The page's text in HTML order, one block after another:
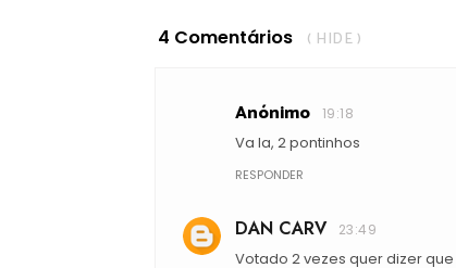
4 Comentários ( HIDE )
Anónimo 19:18
Va la, 2 pontinhos
RESPONDER
DAN CARV 23:49
Votado 2 vezes quer dizer